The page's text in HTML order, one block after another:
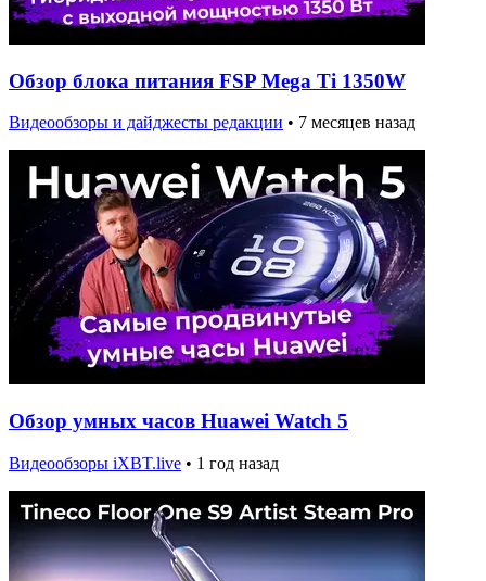
Обзор блока питания FSP Mega Ti 1350W
Видеообзоры и дайджесты редакции • 7 месяцев назад
Обзор умных часов Huawei Watch 5
Видеообзоры iXBT.live • 1 год назад